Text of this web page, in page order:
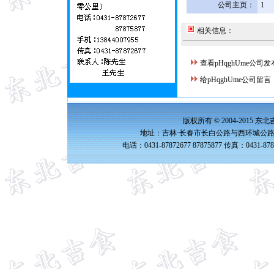
公司主页：
1
相关信息：
查看pHqghUme公司发
给pHqghUme公司留言
版权所有 © 2004-2015 东北
地址：吉林·长春市长白公路与西环城公
电话：0431-87872677 87875877 传真：0431-